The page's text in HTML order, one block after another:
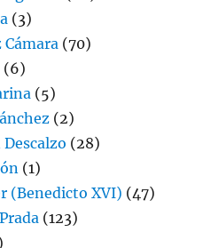
(3)
(70)
(6)
(5)
(2)
(28)
(1)
(Benedicto XVI) (47)
(123)